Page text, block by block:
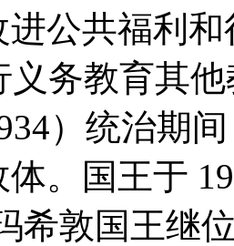
公共福利
义务教育其
）统治期
。国王于
希敦国王继